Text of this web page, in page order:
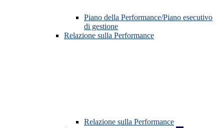
Piano della Performance/Piano esecutivo
di gestione
Relazione sulla Performance
Relazione sulla Performance